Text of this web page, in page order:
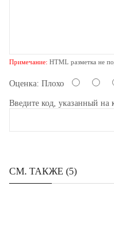
Примечание: HTML разметка не
Оценка: Плохо
Введите код, указанный на
СМ. ТАКЖЕ (5)